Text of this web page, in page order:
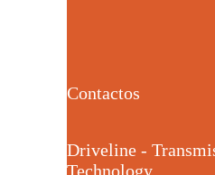
Contactos
Driveline -
Technology